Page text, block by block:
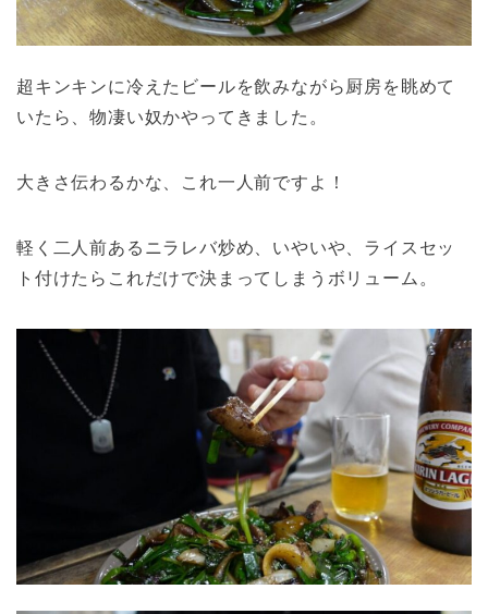
超キンキンに冷えたビールを飲みながら厨房を眺めて
いたら、物凄い奴かやってきました。
大きさ伝わるかな、これ一人前ですよ！
軽く二人前あるニラレバ炒め、いやいや、ライスセッ
ト付けたらこれだけで決まってしまうボリューム。